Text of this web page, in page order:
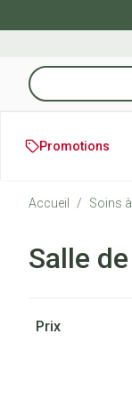
Rechercher
Promotions
Accueil / Soins
Salle
Prix